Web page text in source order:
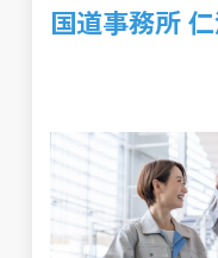
国道事務所